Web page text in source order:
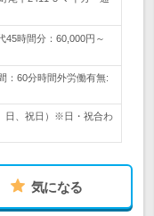
45時間分：60,000円～
：60分時間外労働有無:
日、祝日）※日・祝合わ
気になる